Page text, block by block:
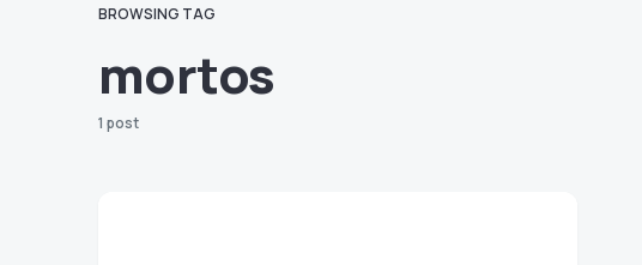
BROWSING TAG
mortos
1 post